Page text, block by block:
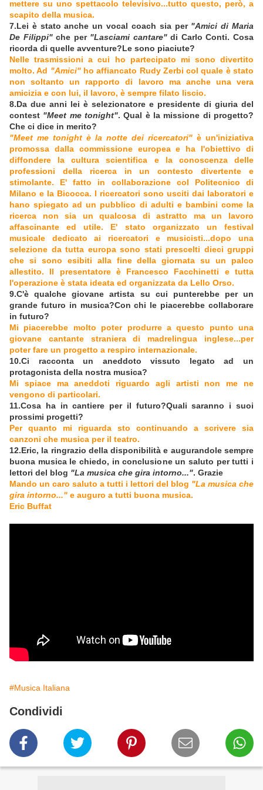
mettere su uno spettacolo televisivo...tutto questo, però, a
scapito della musica.
7.Lei è stato anche un vocal coach sia per "Amici di Maria
De Filippi"che per "Lasciami cantare"di Carlo Conti. Cosa
ricorda di quelle avventure?Le sono piaciute?
Nelle trasmissioni a cui ho partecipato mi sono divertito
molto. Ad "Amici"ho affiancato Rudy Zerbi col quale è stato
non soltanto un rapporto di lavoro ma anche una vera
amicizia e con lui, il lavoro, è sempre filato liscio.
8.Da due anni lei è selezionatore e presidente di giuria del
contest "Meet me tonight". Qual è la missione di progetto?
Che ci dice in merito?
"Meet me tonight è la notte dei ricercatori" è un'iniziativa
promossa dalla commissione europea e ha l'obiettivo di
diffondere la cultura scientifica e la conoscenza delle
professioni della ricerca in un contesto divertente e
stimolante. E' fatto in collaborazione col Politecnico di
Milano e la Bicocca. I ricercatori sono usciti dai laboratori e
hano spiegato ad un pubblico di adulti e bambini come la
ricerca non sia un qualcosa di astratto ma un lavoro
affascinante ed utile. E' stato organizzato un festival
musicale dedicato ai ricercatori e musicisti...dopo una
selezione da tutta europa sono stati prescelti dieci gruppi
che si sono esibiti alla fine della giornata su un palco
allestito. Il presentatore è Francesco Facchinetti e tutta
l'operazione è stata ideata ed organizzata da Lello Orso.
9.C'è qualche giovane artista su cui punterebbe per un
grande futuro in musica?Con chi le piacerebbe collaborare
in futuro?
Mi piacerebbe molto poter produrre a questo punto una
giovane cantante straniera di madrelingua inglese...per
poter fare un progetto a respiro internazionale.
10.Ci racconta un aneddoto vissuto legato ad un
protagonista della nostra musica?
Mi spiace ma aneddoti riguardo agli artisti non me ne
vengono di particolari.
11.Cosa ha in cantiere per il futuro?Quali saranno i suoi
prossimi progetti?
Per quanto mi riguarda sto continuando a scrivere sia
canzoni che musica per il teatro.
12.Eric, la ringrazio della disponibilità e augurandole sempre
buona musica le chiedo, in conclusione un saluto per tutti i
lettori del blog "La musica che gira intorno...". Grazie
Mando un caro saluto a tutti i lettori del blog "La musica che
gira intorno..." e auguro a tutti buona musica.
Eric Buffat
#Musica Italiana
Condividi